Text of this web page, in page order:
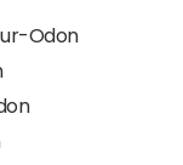
Odon